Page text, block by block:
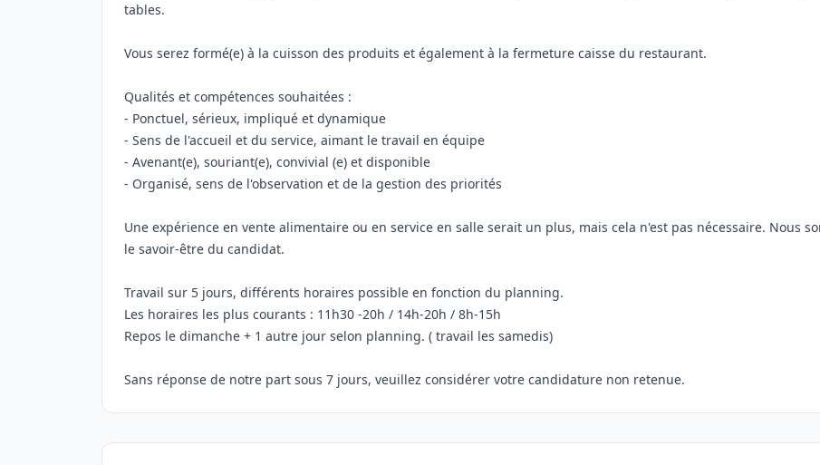
tables.
Vous serez formé(e) à la cuisson des produits et également à la fermeture caisse du restaurant.
Qualités et compétences souhaitées :
- Ponctuel, sérieux, impliqué et dynamique
- Sens de l'accueil et du service, aimant le travail en équipe
- Avenant(e), souriant(e), convivial (e) et disponible
- Organisé, sens de l'observation et de la gestion des priorités
Une expérience en vente alimentaire ou en service en salle serait un plus, mais cela n'est pas nécessaire. Nous
le savoir-être du candidat.
Travail sur 5 jours, différents horaires possible en fonction du planning.
Les horaires les plus courants : 11h30 -20h / 14h-20h / 8h-15h
Repos le dimanche + 1 autre jour selon planning. ( travail les samedis)
Sans réponse de notre part sous 7 jours, veuillez considérer votre candidature non retenue.